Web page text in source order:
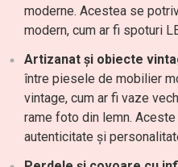
moderne. Acestea se
modern, cum ar fi spoturi
Artizanat și obiecte
între piesele de mobilier
vintage, cum ar fi vaze
rame foto din lemn.
autenticitate și